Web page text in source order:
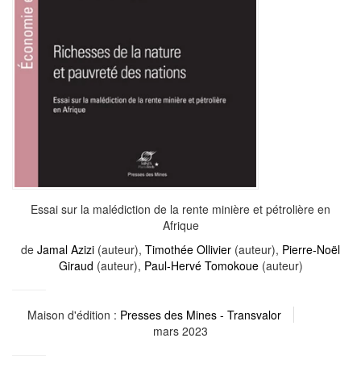
Essai sur la malédiction de la rente minière et pétrolière en
Afrique
de Jamal Azizi (auteur), Timothée Ollivier (auteur), Pierre-Noël
Giraud (auteur), Paul-Hervé Tomokoue(auteur)
Maison d'édition : Presses des Mines - Transvalor
mars 2023